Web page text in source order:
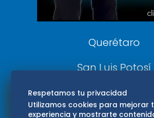
Consultas
Querétaro
San Luis Potosí
Edomex
Respetamos tu privacidad
Utilizamos cookies para mejorar
experiencia y mostrarte